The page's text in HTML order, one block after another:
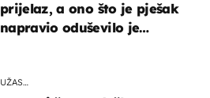
prijelaz, a ono što je pješak
napravio oduševilo je
UŽAS…